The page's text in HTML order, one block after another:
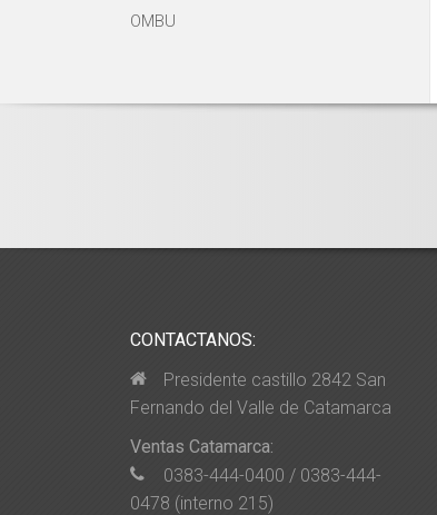
OMBU
CONTACTANOS:
Presidente castillo 2842 San
Fernando del Valle de Catamarca
Ventas Catamarca:
0383-444-0400 / 0383-444-
0478 (interno 215)